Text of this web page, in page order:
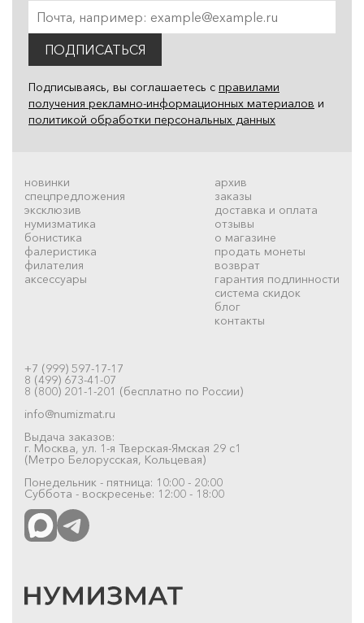
ПОДПИСАТЬСЯ
Подписываясь, вы соглашаетесь с правилами
получения рекламно-информационных материалов и
политикой обработки персональных данных
новинки
спецпредложения
эксклюзив
нумизматика
бонистика
фалеристика
филателия
аксессуары
архив
заказы
доставка и оплата
отзывы
о магазине
продать монеты
возврат
гарантия подлинности
система скидок
блог
контакты
+7 (999) 597-17-17
8 (499) 673-41-07
8 (800) 201-1-201 (бесплатно по России)
info@numizmat.ru
Выдача заказов:
г. Москва, ул. 1-я Тверская-Ямская 29 с1
(Метро Белорусская, Кольцевая)
Понедельник - пятница: 10:00 - 20:00
Суббота - воскресенье: 12:00 - 18:00